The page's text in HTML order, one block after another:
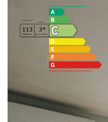
Montant estimé des
usage standard entre 1000€
référence 01/01/2021.